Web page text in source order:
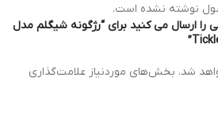
نوشته نشده است.
را ارسال می کنید برای “رژگونه شیگلم مدل
شد. بخش‌های موردنیاز علامت‌گذاری